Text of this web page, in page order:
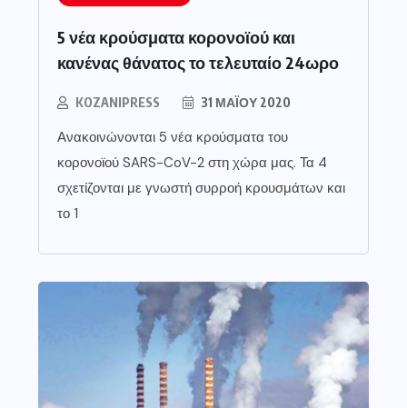
5 νέα κρούσματα κορονοϊού και
κανένας θάνατος το τελευταίο 24ωρο
KOZANIPRESS 31 ΜΑΪ́ΟΥ 2020
Ανακοινώνονται 5 νέα κρούσματα του
κορονοϊού SARS-CoV-2 στη χώρα μας. Τα 4
σχετίζονται με γνωστή συρροή κρουσμάτων και
το 1